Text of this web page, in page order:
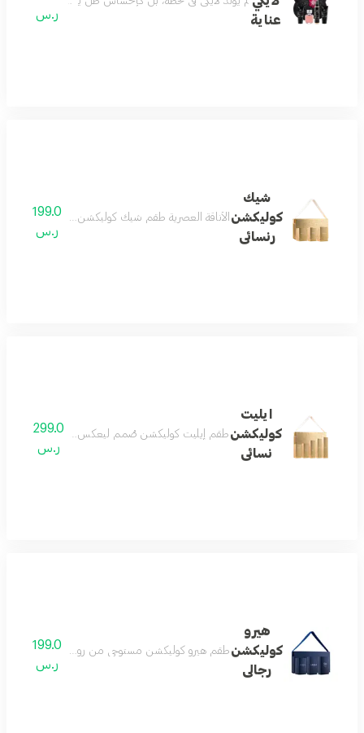
عناية
ر.س
شيك
كوليكشن
رنسائى
الأناقة العصرية طقم شيك كوليكشن يجسد المرأة
199.0
ر.س
ايليت
كوليكشن
نسائى
طقم إيليت كوليكشن صُمم ليعكس مفهوم الفخامة
299.0
ر.س
هيرو
كوليكشن
رجالى
طقم هيرو كوليكشن مستوحى من روح المغامرة والطاقة
199.0
ر.س